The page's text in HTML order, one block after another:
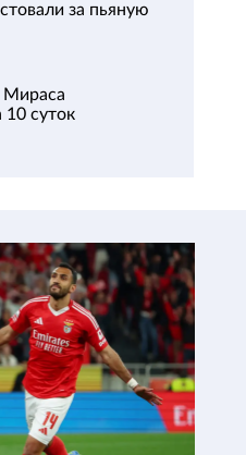
за пьяную
10 суток